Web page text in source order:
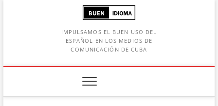
IMPULSAMOS EL BUEN USO DEL
ESPAÑOL EN LOS MEDIOS DE
COMUNICACIÓN DE CUBA